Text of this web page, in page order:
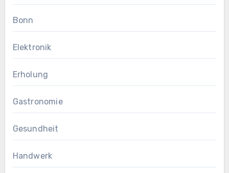
Bonn
Elektronik
Erholung
Gastronomie
Gesundheit
Handwerk